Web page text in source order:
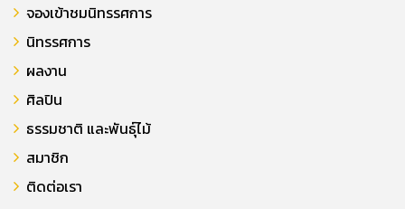
จองเข้าชมนิทรรศการ
นิทรรศการ
ผลงาน
ศิลปิน
ธรรมชาติ และพันธุ์ไม้
สมาชิก
ติดต่อเรา